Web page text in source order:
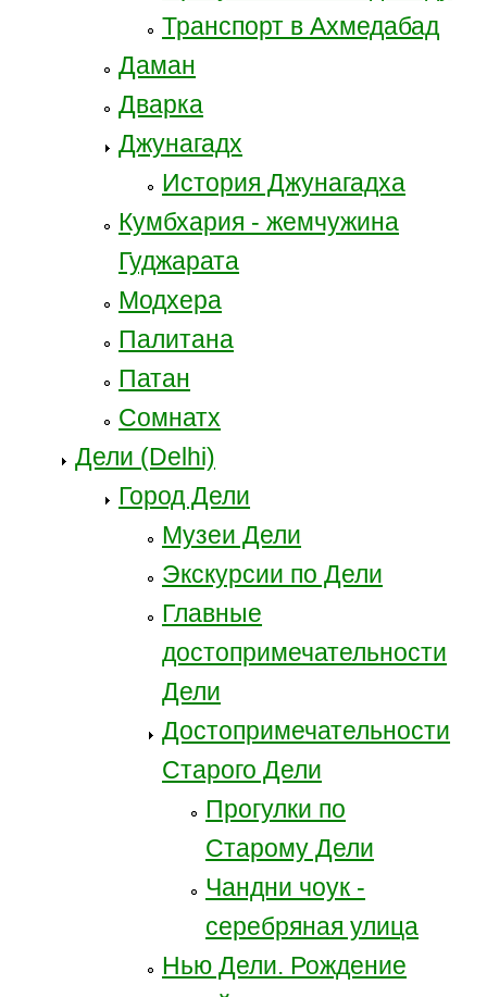
Транспорт в Ахмедабад
Даман
Дварка
Джунагадх
История Джунагадха
Кумбхария - жемчужина
Гуджарата
Модхера
Палитана
Патан
Сомнатх
Дели (Delhi)
Город Дели
Музеи Дели
Экскурсии по Дели
Главные
достопримечательности
Дели
Достопримечательности
Старого Дели
Прогулки по
Старому Дели
Чандни чоук -
серебряная улица
Нью Дели. Рождение